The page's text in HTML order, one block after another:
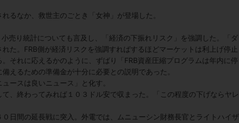
るなか、救世主のごとき「女神」が登場した。
売り統計についても言及し、「経済の下振れリスク」を強調した。「ダ
た。FRB側が経済リスクを強調すればするほどマーケットは利上げ停止
それに応えるかのように、ずばり「 FRB資産圧縮プログラムは年内に停
えるための準備金が十分に必要との説明であった。
ースは良いニュース」と化す。
、終わってみれば１０３ドル安で収まった。「この程度の下げならヤレ
日間の延長戦に突入。外電では、ムニューシン財務長官とライトハイザ